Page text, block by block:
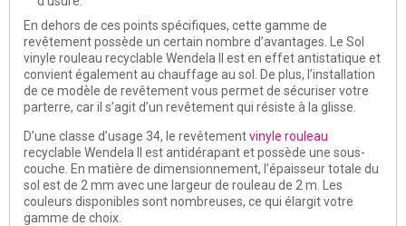
En dehors de ces points spécifiques, cette gamme de
revêtement possède un certain nombre d’avantages. Le Sol
vinyle rouleau recyclable Wendela II est en effetantistatique et
convient également au chauffage au sol
. De plus, l’installation
de ce modèle de revêtement vous permet de sécuriser votre
parterre, car il s’agit d’un revêtement qui résiste à la glisse
D’une classe d’usage 34, le revêtementvinyle rouleau
recyclable Wendela II estantidérapant et possède une sous-
couche . En matière de dimensionnement, l’épaisseur totale du
sol est de 2 mm avec une largeur de rouleau de 2 m. Les
couleurs disponibles sont nombreuses, ce qui élargit votre
gamme de choix.